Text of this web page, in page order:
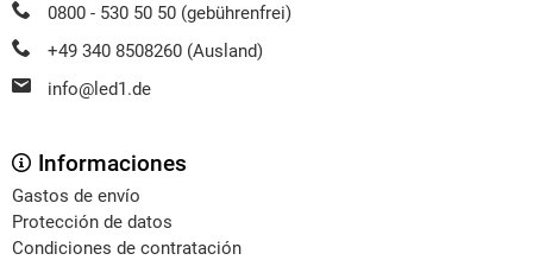
0800 - 530 50 50 (gebührenfrei)
+49 340 8508260 (Ausland)
info@led1.de
Informaciones
Gastos de envío
Protección de datos
Condiciones de contratación